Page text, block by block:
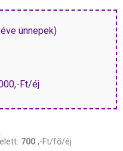
ünnepek)
Ft/éj
700 ,-Ft/fő/éj